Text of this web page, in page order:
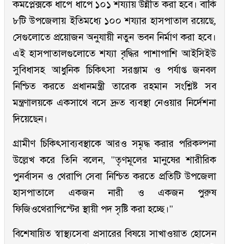
কমপ্লেক্সকে ধাপে ধাপে ১০১ শয্যায় উন্নীত করা হবে। বাকি
৮টি উপজেলায় ইতিমধ্যে ১০০ শয্যার হাসপাতাল রয়েছে,
সেগুলোতে প্রয়োজন অনুযায়ী নতুন ভবন নির্মাণ করা হবে।
এই হাসপাতালগুলোতে শয্যা বৃদ্ধির পাশাপাশি আইসিইউ
সুবিধাসহ আধুনিক চিকিৎসা সরঞ্জাম ও পর্যাপ্ত জনবল
নিশ্চিত করতে প্রধানমন্ত্রী তারেক রহমান সংশ্লিষ্ট সব
মন্ত্রণালয়কে একসাথে বসে দ্রুত ব্যবস্থা নেওয়ার নির্দেশনা
দিয়েছেন।
গ্রামীণ চিকিৎসাব্যবস্থাকে আরও সমৃদ্ধ করার পরিকল্পনা
উল্লেখ করে তিনি বলেন, "তৃণমূলের মানুষের শারীরিক
পুনর্বাসন ও থেরাপি সেবা নিশ্চিত করতে প্রতিটি উপজেলা
হাসপাতালে একজন নারী ও একজন পুরুষ
ফিজিওথেরাপিস্টের স্থায়ী পদ সৃষ্টি করা হচ্ছে।"
বিশেষায়িত স্বাস্থ্যসেবা প্রসারের বিষয়ে সাখাওয়াত হোসেন